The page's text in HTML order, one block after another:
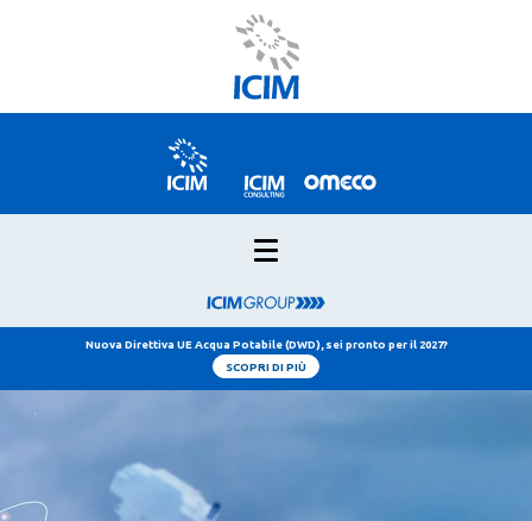
Nuova Direttiva UE Acqua Potabile (DWD), sei pronto per il 2027?
SCOPRI DI PIÙ